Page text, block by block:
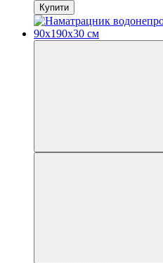
Купити